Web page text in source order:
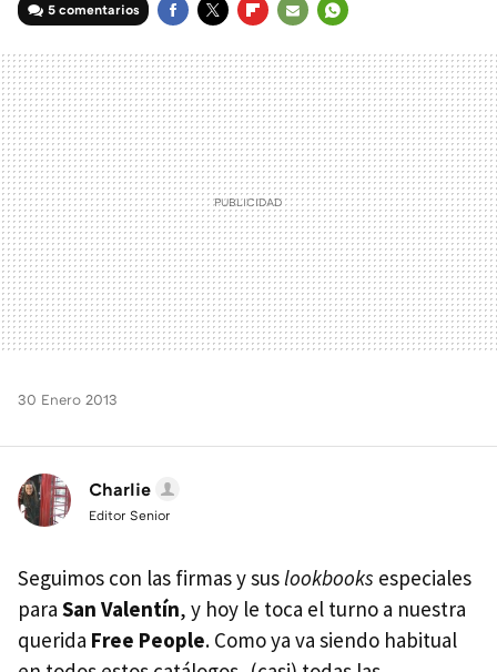
5 comentarios
MAIL
30 Enero 2013
Charlie
Editor Senior
Seguimos con las firmas y suslookbooks especiales
para San Valentín, y hoy le toca el turno a nuestra
querida Free People. Como ya va siendo habitual